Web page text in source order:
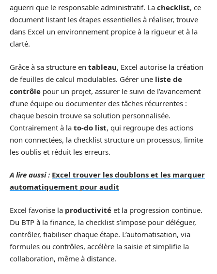
aguerri que le responsable administratif. La checklist, ce
document listant les étapes essentielles à réaliser, trouve
dans Excel un environnement propice à la rigueur et à la
clarté.
Grâce à sa structure en tableau, Excel autorise la création
de feuilles de calcul modulables. Gérer une liste de
contrôle pour un projet, assurer le suivi de l’avancement
d’une équipe ou documenter des tâches récurrentes :
chaque besoin trouve sa solution personnalisée.
Contrairement à la to-do list, qui regroupe des actions
non connectées, la checklist structure un processus, limite
les oublis et réduit les erreurs.
A lire aussi : Excel trouver les doublons et les marquer
automatiquement pour audit
Excel favorise la productivité et la progression continue.
Du BTP à la finance, la checklist s’impose pour déléguer,
contrôler, fiabiliser chaque étape. L’automatisation, via
formules ou contrôles, accélère la saisie et simplifie la
collaboration, même à distance.